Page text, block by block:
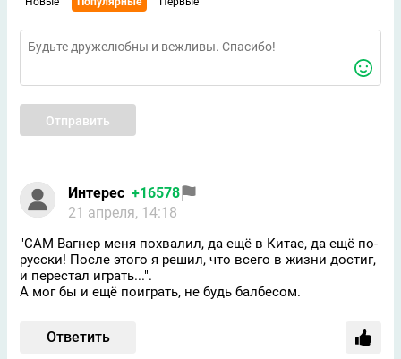
Отправить
Интерес +16578
21 апреля, 14:18
"САМ Вагнер меня похвалил, да ещё в Китае, да ещё по-
русски! После этого я решил, что всего в жизни достиг,
и перестал играть...".
А мог бы и ещё поиграть, не будь балбесом.
Ответить